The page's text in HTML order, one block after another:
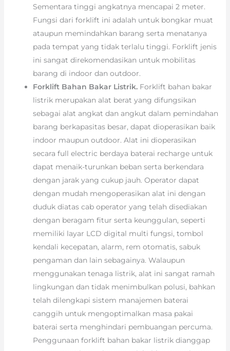
Sementara tinggi angkatnya mencapai 2 meter.
Fungsi dari forklift ini adalah untuk bongkar muat
ataupun memindahkan barang serta menatanya
pada tempat yang tidak terlalu tinggi. Forklift jenis
ini sangat direkomendasikan untuk mobilitas
barang di indoor dan outdoor.
Forklift Bahan Bakar Listrik. Forklift bahan bakar
listrik merupakan alat berat yang difungsikan
sebagai alat angkat dan angkut dalam pemindahan
barang berkapasitas besar, dapat dioperasikan baik
indoor maupun outdoor. Alat ini dioperasikan
secara full electric berdaya baterai recharge untuk
dapat menaik-turunkan beban serta berkendara
dengan jarak yang cukup jauh. Operator dapat
dengan mudah mengoperasikan alat ini dengan
duduk diatas cab operator yang telah disediakan
dengan beragam fitur serta keunggulan, seperti
memiliki layar LCD digital multi fungsi, tombol
kendali kecepatan, alarm, rem otomatis, sabuk
pengaman dan lain sebagainya. Walaupun
menggunakan tenaga listrik, alat ini sangat ramah
lingkungan dan tidak menimbulkan polusi, bahkan
telah dilengkapi sistem manajemen baterai
canggih untuk mengoptimalkan masa pakai
baterai serta menghindari pembuangan percuma.
Penggunaan forklift bahan bakar listrik dianggap